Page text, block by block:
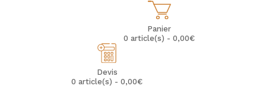
Panier
0 article(s) - 0,00€
Devis
0 article(s) - 0,00€